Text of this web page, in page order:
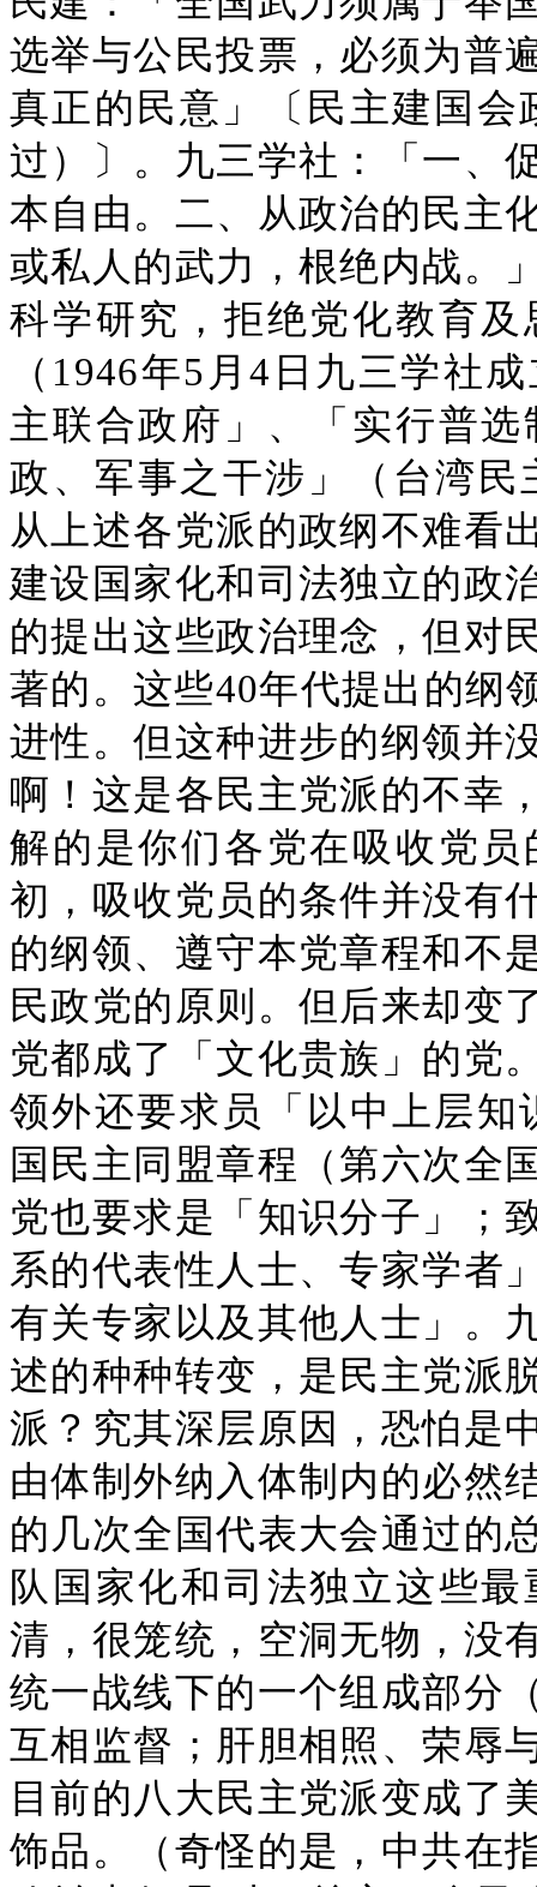
选举与公民投票，必须为普
真正的民意」〔民主建国会
过）〕。九三学社：「一、
本自由。二、从政治的民主
或私人的武力，根绝内战。
科学研究，拒绝党化教育
（1946年5月4日九三学社
主联合政府」、「实行普
政、军事之干涉」（台湾民
从上述各党派的政纲不难看
建设国家化和司法独立的政
的提出这些政治理念，但对
著的。这些40年代提出的纲
进性。但这种进步的纲领并
啊！这是各民主党派的不幸
解的是你们各党在吸收党
初，吸收党员的条件并没有
的纲领、遵守本党章程和不
民政党的原则。但后来却变
党都成了「文化贵族」的党
领外还要求员「以中上层知
国民主同盟章程（第六次全
党也要求是「知识分子」；
系的代表性人士、专家学者
有关专家以及其他人士」。
述的种种转变，是民主党派
派？究其深层原因，恐怕是
由体制外纳入体制内的必然
的几次全国代表大会通过的
队国家化和司法独立这些
清，很笼统，空洞无物，没
统一战线下的一个组成部分
互相监督；肝胆相照、荣辱
目前的八大民主党派变成了
饰品。（奇怪的是，中共在